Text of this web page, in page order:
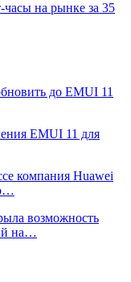
на рынке за 35
до EMUI 11
EMUI 11 для
компания Huawei
возможность
на…